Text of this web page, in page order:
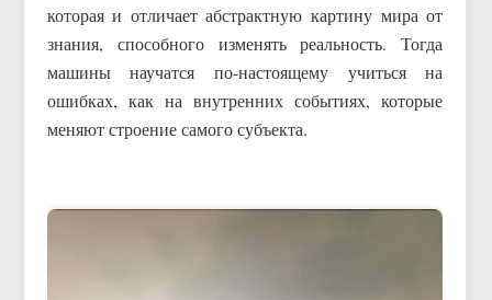
которая и отличает абстрактную картину мира от
знания, способного изменять реальность. Тогда
машины научатся по-настоящему учиться на
ошибках, как на внутренних событиях, которые
меняют строение самого субъекта.